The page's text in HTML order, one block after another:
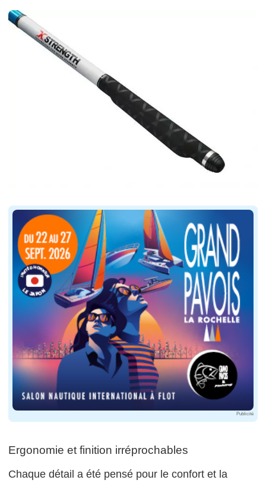
Publicité
Ergonomie et finition irréprochables
Chaque détail a été pensé pour le confort et la